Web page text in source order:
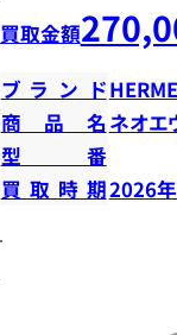
買取金額
ブランド
商品名 ネオエ
型番
買取時期2026